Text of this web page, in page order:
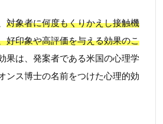
対象者に何度もくりかえし接触機
好印象や高評価を与える効果のこ
果は、発案者である米国の心理学
ンス博士の名前をつけた心理的効